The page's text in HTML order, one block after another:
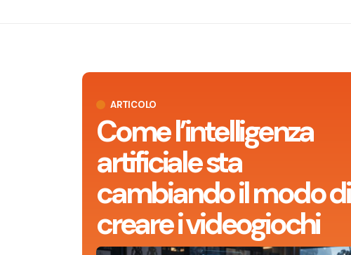
ARTICOLO
Come l’intelligenza
artificiale sta
cambiando il modo di
creare i videogiochi